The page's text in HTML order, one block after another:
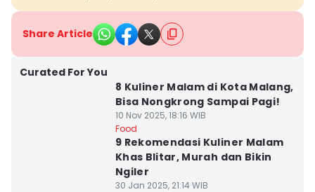
Share Article
Curated For You
8 Kuliner Malam di Kota Malang,
Bisa Nongkrong Sampai Pagi!
10 Nov 2025, 18:16 WIB
Food
9 Rekomendasi Kuliner Malam
Khas Blitar, Murah dan Bikin
Ngiler
30 Jan 2025, 21:14 WIB